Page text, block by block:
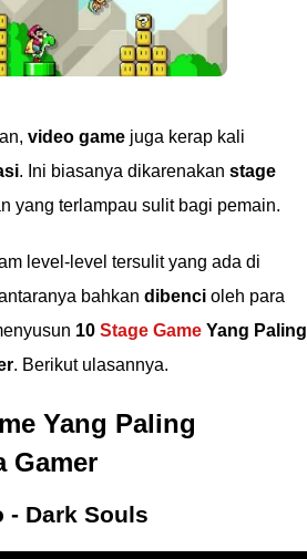
video game juga kerap kali
. Ini biasanya dikarenakan stage
yang terlampau sulit bagi pemain.
level-level tersulit yang ada di
bahkan dibenci oleh para
10 Stage Game Yang Paling
. Berikut ulasannya.
Yang Paling
Gamer
- Dark Souls